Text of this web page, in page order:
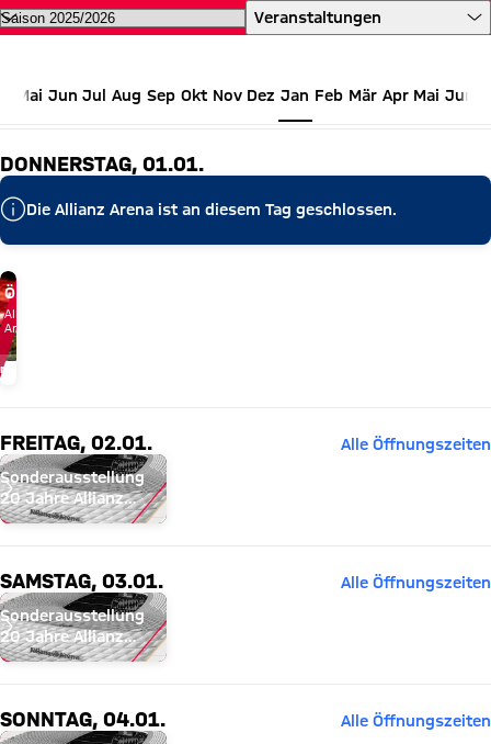
Kalender | Alle Allianz Arena
Veranstaltungen
Mai Jun Jul Aug Sep Okt Nov Dez Jan Feb Mär Apr Mai Jun
JANUAR 2026
DONNERSTAG, 01.01.
Die Allianz Arena ist an diesem Tag geschlossen.
Öffnungszeiten zum Jahreswechsel 2025/26
Allianz
Arena
mehr
FREITAG, 02.01.
Alle Öffnungszeiten
Sonderausstellung
20 Jahre Allianz
Arena
SAMSTAG, 03.01.
Alle Öffnungszeiten
Sonderausstellung
20 Jahre Allianz
Arena
SONNTAG, 04.01.
Alle Öffnungszeiten